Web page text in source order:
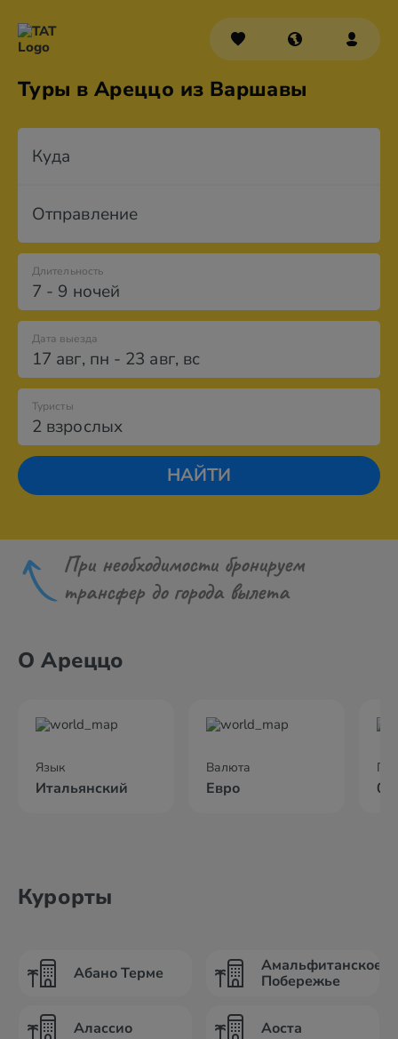
Туры в Ареццо из Варшавы
Куда
Отправление
7 - 9 ночей
Длительность
Дата выезда
17 авг, пн - 23 авг, вс
2 взрослых
Туристы
НАЙТИ
При необходимости бронируем
трансфер до города вылета
О Ареццо
Язык
Итальянский
Валюта
Евро
Курорты
Абано Терме
Алассио
Амальфитанское
Побережье
Аоста